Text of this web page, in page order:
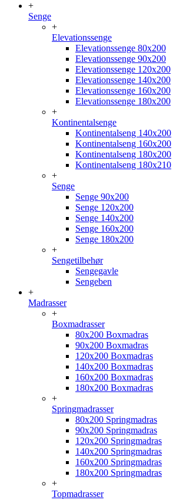
+
Senge
+
Elevationssenge
Elevationssenge 80x200
Elevationssenge 90x200
Elevationssenge 120x200
Elevationssenge 140x200
Elevationssenge 160x200
Elevationssenge 180x200
+
Kontinentalsenge
Kontinentalseng 140x200
Kontinentalseng 160x200
Kontinentalseng 180x200
Kontinentalseng 180x210
+
Senge
Senge 90x200
Senge 120x200
Senge 140x200
Senge 160x200
Senge 180x200
+
Sengetilbehør
Sengegavle
Sengeben
+
Madrasser
+
Boxmadrasser
80x200 Boxmadras
90x200 Boxmadras
120x200 Boxmadras
140x200 Boxmadras
160x200 Boxmadras
180x200 Boxmadras
+
Springmadrasser
80x200 Springmadras
90x200 Springmadras
120x200 Springmadras
140x200 Springmadras
160x200 Springmadras
180x200 Springmadras
+
Topmadrasser